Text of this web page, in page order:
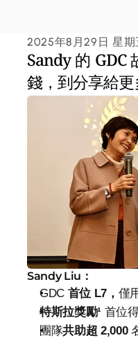
2025年8月29日 星期
Sandy 的 GDC
錢，到分享給
Sandy Liu：
GDC 首位 L7， 僅
特斯拉獎勵¹ 首位
團隊共助超 2,000